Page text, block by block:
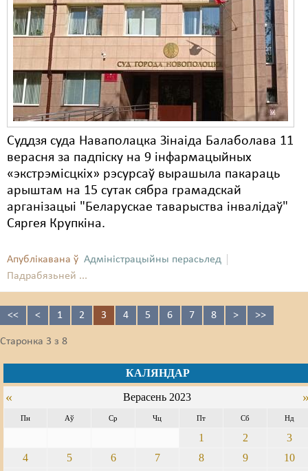
Суддзя суда Наваполацка Зінаіда Балаболава 11
верасня за падпіску на 9 інфармацыйных
«экстрэмісцкіх» рэсурсаў вырашыла пакараць
арыштам на 15 сутак сябра грамадскай
арганізацыі "Беларускае таварыства інвалідаў"
Сяргея Крупкіна.
Апублікавана ў Адміністрацыйны перасьлед
Падрабязьней ...
<< < 1 2 3 4 5 6 7 8 > >>
Старонка 3 з 8
КАЛЯНДАР
« Верасень 2023
Пн Аў Ср Чц Пт Сб Нд
1 2
3
4
5 6 7 8 9
10